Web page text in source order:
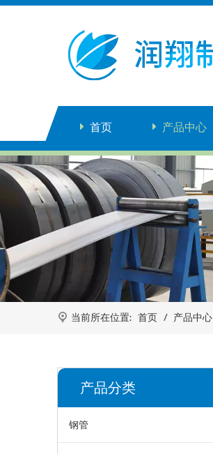
首页 产品中心
当前所在位置: 首页 / 产品中心
产品分类
钢管